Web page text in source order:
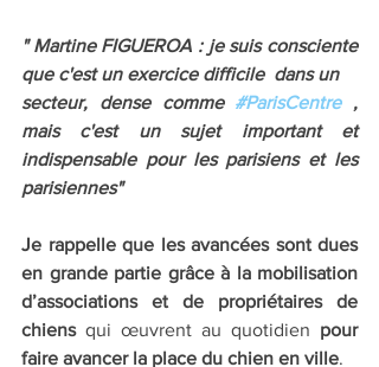
" Martine FIGUEROA : je suis consciente
que c'est un exercice difficile  dans un
secteur, dense comme #ParisCentre ,
mais c'est un sujet important et
indispensable pour les parisiens et les
parisiennes"
Je rappelle que les avancées sont dues
en grande partie grâce à la mobilisation
d’associations et de propriétaires de
chiens qui œuvrent au quotidien pour
faire avancer la place du chien en ville.